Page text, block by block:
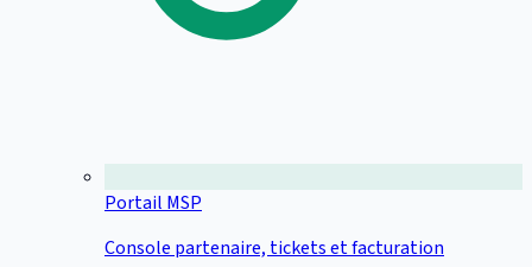
Portail MSP
Console partenaire, tickets et facturation